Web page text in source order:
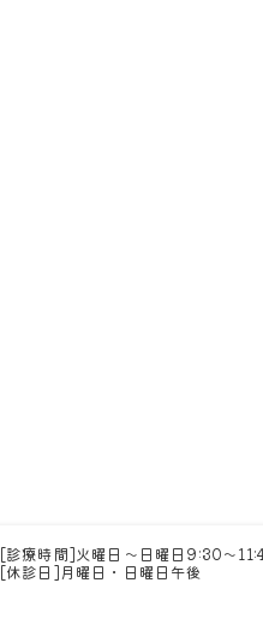
[診療時間]火曜日～日曜日9:30～
[休診日]月曜日・日曜日午後